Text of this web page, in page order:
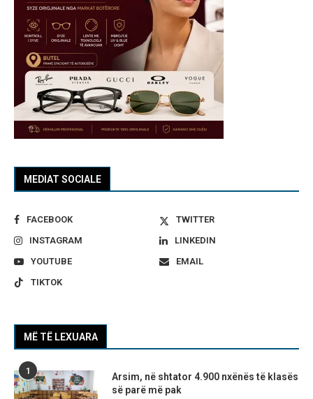
MEDIAT SOCIALE
FACEBOOK
TWITTER
INSTAGRAM
LINKEDIN
YOUTUBE
EMAIL
TIKTOK
MË TË LEXUARA
1
Arsim, në shtator 4.900 nxënës të klasës
së parë më pak